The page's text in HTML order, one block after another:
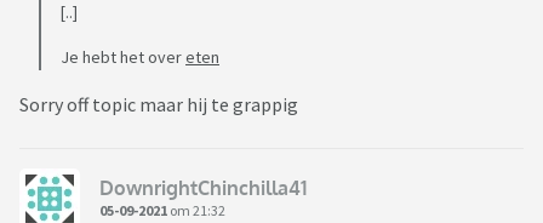
[..]
Je hebt het overeten
Sorry off topic maar hij te grappig
DownrightChinchilla41
05-09-2021 om 21:32